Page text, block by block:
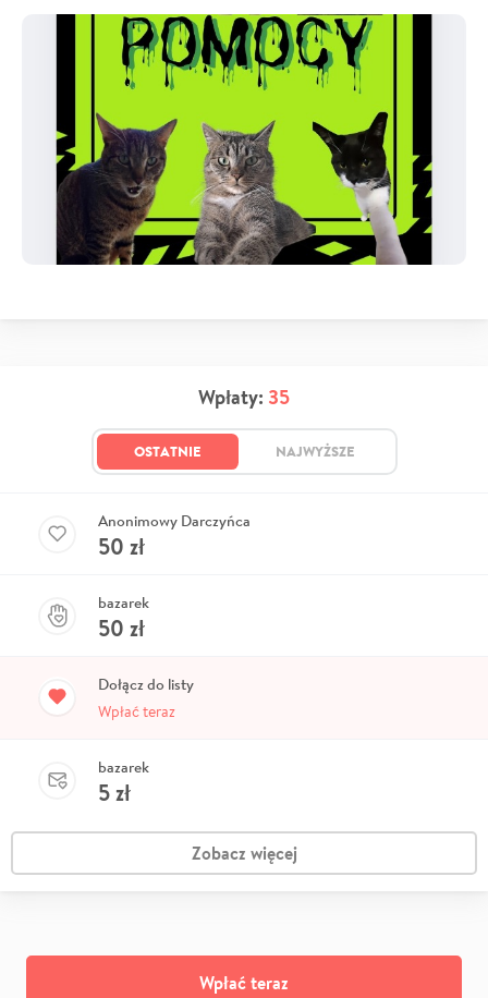
Wpłaty: 35
OSTATNIE NAJWYŻSZE
Anonimowy Darczyńca
50 zł
bazarek
50 zł
Dołącz do listy
Wpłać teraz
bazarek
5zł
Zobacz więcej
Wpłać teraz